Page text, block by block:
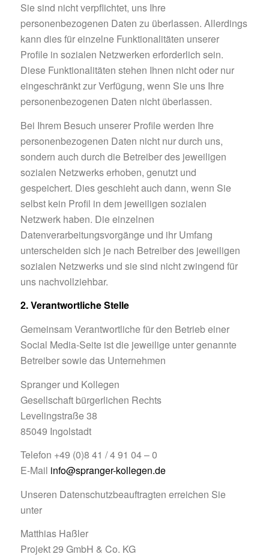
Sie sind nicht verpflichtet, uns Ihre
personenbezogenen Daten zu überlassen. Allerdings
kann dies für einzelne Funktionalitäten unserer
Profile in sozialen Netzwerken erforderlich sein.
Diese Funktionalitäten stehen Ihnen nicht oder nur
eingeschränkt zur Verfügung, wenn Sie uns Ihre
personenbezogenen Daten nicht überlassen.
Bei Ihrem Besuch unserer Profile werden Ihre
personenbezogenen Daten nicht nur durch uns,
sondern auch durch die Betreiber des jeweiligen
sozialen Netzwerks erhoben, genutzt und
gespeichert. Dies geschieht auch dann, wenn Sie
selbst kein Profil in dem jeweiligen sozialen
Netzwerk haben. Die einzelnen
Datenverarbeitungsvorgänge und ihr Umfang
unterscheiden sich je nach Betreiber des jeweiligen
sozialen Netzwerks und sie sind nicht zwingend für
uns nachvollziehbar.
2. Verantwortliche Stelle
Gemeinsam Verantwortliche für den Betrieb einer
Social Media-Seite ist die jeweilige unter genannte
Betreiber sowie das Unternehmen
Spranger und Kollegen
Gesellschaft bürgerlichen Rechts
Levelingstraße 38
85049 Ingolstadt
Telefon +49 (0)8 41 / 4 91 04 – 0
E-Mail info@spranger-kollegen.de
Unseren Datenschutzbeauftragten erreichen Sie
unter
Matthias Haßler
Projekt 29 GmbH & Co. KG